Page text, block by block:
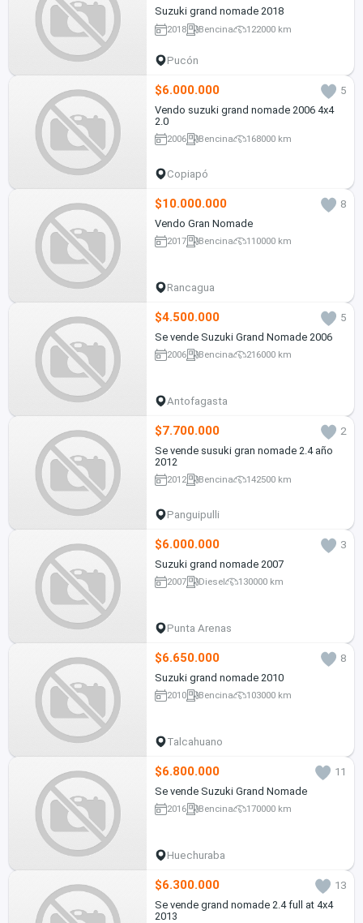
Suzuki grand nomade 2018
2018 Bencina 122000 km
Pucón
$6.000.000
5
Vendo suzuki grand nomade 2006 4x4
2.0
2006 Bencina 168000 km
Copiapó
$10.000.000
8
Vendo Gran Nomade
2017 Bencina 110000 km
Rancagua
$4.500.000
5
Se vende Suzuki Grand Nomade 2006
2006 Bencina 216000 km
Antofagasta
$7.700.000
2
Se vende susuki gran nomade 2.4 año
2012
2012 Bencina 142500 km
Panguipulli
$6.000.000
3
Suzuki grand nomade 2007
2007 Diesel 130000 km
Punta Arenas
$6.650.000
8
Suzuki grand nomade 2010
2010 Bencina 103000 km
Talcahuano
$6.800.000
11
Se vende Suzuki Grand Nomade
2016 Bencina 170000 km
Huechuraba
$6.300.000
13
Se vende grand nomade 2.4 full at 4x4
2013